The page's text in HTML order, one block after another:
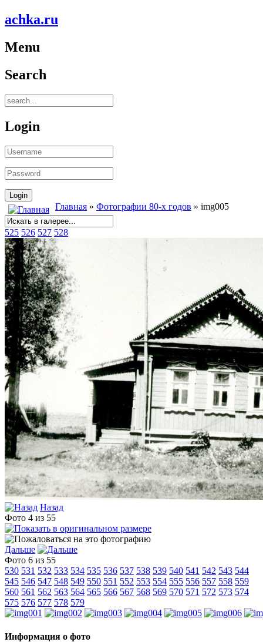
achka.ru
Menu
Search
Login
Главная » Фотографии 80-х годов » img005
525 526 527 528
Назад
Фото 4 из 55
Дальше
Фото 6 из 55
530 531 532 533 534 535 536 537 538 539 540 541 542 543 544
545 546 547 548 549 550 551 552 553 554 555 556 557 558 559
560 561 562 563 564 565 566 567 568 569 570 571 572 573 574
575 576 577 578 579
Информация о фото